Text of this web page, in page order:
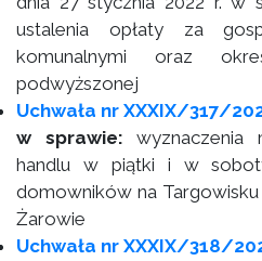
ustalenia opłaty za
komunalnymi oraz
podwyższonej
Uchwała nr XXXIX/317/
w sprawie: wyznaczenia
handlu w piątki i w
domowników na
Żarowie
Uchwała nr XXXIX/318/